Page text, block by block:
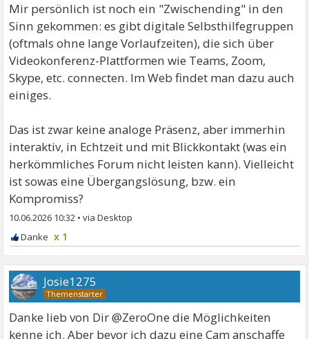
Mir persönlich ist noch ein "Zwischending" in den
Sinn gekommen: es gibt digitale Selbsthilfegruppen
(oftmals ohne lange Vorlaufzeiten), die sich über
Videokonferenz-Plattformen wie Teams, Zoom,
Skype, etc. connecten. Im Web findet man dazu auch
einiges.
Das ist zwar keine analoge Präsenz, aber immerhin
interaktiv, in Echtzeit und mit Blickkontakt (was ein
herkömmliches Forum nicht leisten kann). Vielleicht
ist sowas eine Übergangslösung, bzw. ein
Kompromiss?
10.06.2026 10:32 •
x 1
Josie1275
Danke lieb von Dir @ZeroOne die Möglichkeiten
kenne ich. Aber bevor ich dazu eine Cam anschaffe